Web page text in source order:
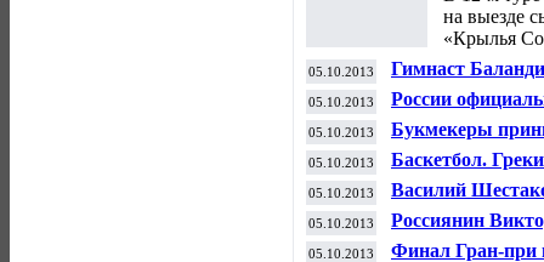
на выезде
«Крылья
05.10.2013 Гимнаст
05.10.2013 России
05.10.2013 Букмекеры
05.10.2013
Баскетбол.
05.10.2013
Василий
Международной
05.10.2013
Россиянин
по шорт-треку в
05.10.2013 Финал Гран-при